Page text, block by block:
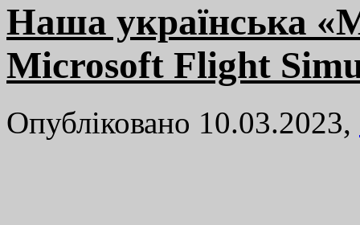
Наша українська
Microsoft Flight
Опубліковано 10.03.2023,